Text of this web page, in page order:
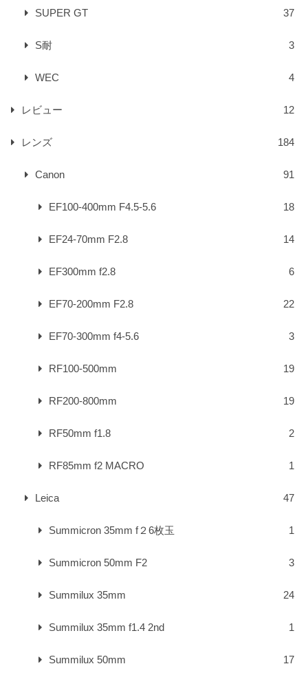
SUPER GT 37
S耐 3
WEC 4
レビュー 12
レンズ 184
Canon 91
EF100-400mm F4.5-5.6 18
EF24-70mm F2.8 14
EF300mm f2.8 6
EF70-200mm F2.8 22
EF70-300mm f4-5.6 3
RF100-500mm 19
RF200-800mm 19
RF50mm f1.8 2
RF85mm f2 MACRO 1
Leica 47
Summicron 35mm f２6枚玉 1
Summicron 50mm F2 3
Summilux 35mm 24
Summilux 35mm f1.4 2nd 1
Summilux 50mm 17